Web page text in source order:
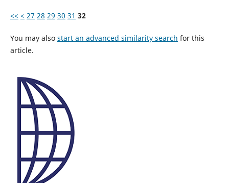
<< < 27 28 29 30 31 32
You may also start an advanced similarity search for this
article.